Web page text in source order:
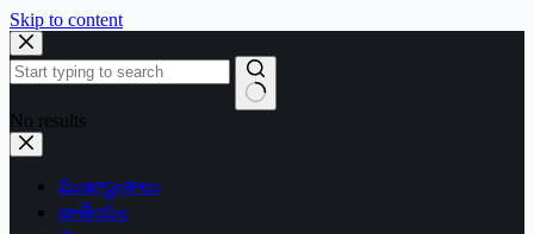
Skip to content
No results
ముఖ్యాంశాలు
జాతీయం